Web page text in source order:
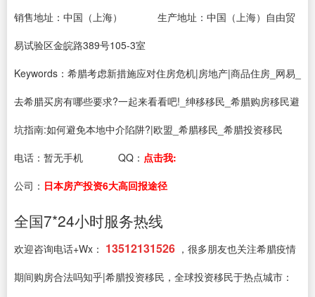
销售地址：中国（上海）
生产地址：中国（上海）自由贸
易试验区金皖路389号105-3室
Keywords：希腊考虑新措施应对住房危机|房地产|商品住房_网易_
去希腊买房有哪些要求?一起来看看吧!_绅移移民_希腊购房移民避
坑指南:如何避免本地中介陷阱?|欧盟_希腊移民_希腊投资移民
电话： 暂无手机 QQ： 点击我:
公司： 日本房产投资6大高回报途径
全国7*24小时服务热线
欢迎咨询电话+Wx： 13512131526 ，很多朋友也关注希腊疫情
期间购房合法吗知乎|希腊投资移民，全球投资移民于热点城市：